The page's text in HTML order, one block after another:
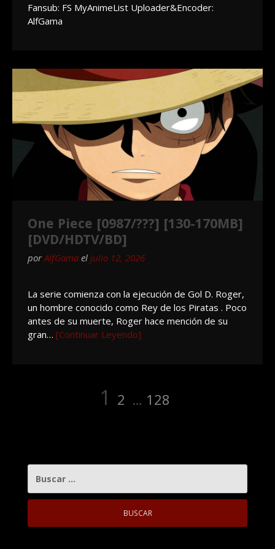
Fansub: FS MyAnimeList Uploader&Encoder:
AlfGama
One Piece [0987/???] [130-170MB]
[DVD/HDTV/BD]
porAlfGama el julio 12, 2026
La serie comienza con la ejecución de Gol D. Roger,
un hombre conocido como Rey de los Piratas . Poco
antes de su muerte, Roger hace mención de su
gran… [Continuar Leyendo]
PaginaciónPágina
1 Página
2 … Página
128